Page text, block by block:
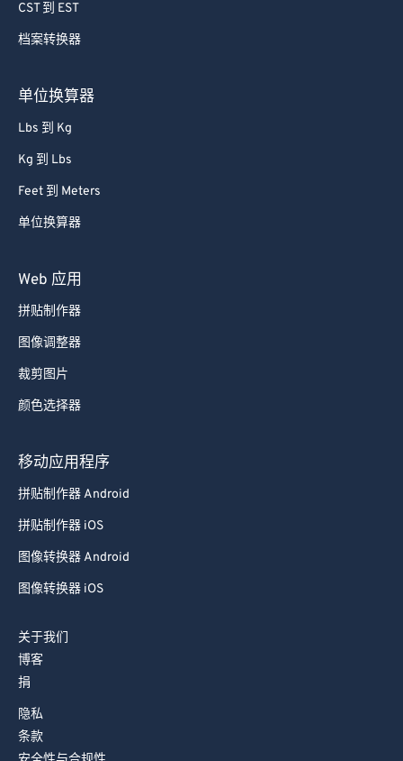
CST 到 EST
档案转换器
单位换算器
Lbs 到 Kg
Kg 到 Lbs
Feet 到 Meters
单位换算器
Web 应用
拼贴制作器
图像调整器
裁剪图片
颜色选择器
移动应用程序
拼贴制作器 Android
拼贴制作器 iOS
图像转换器 Android
图像转换器 iOS
关于我们
博客
捐
隐私
条款